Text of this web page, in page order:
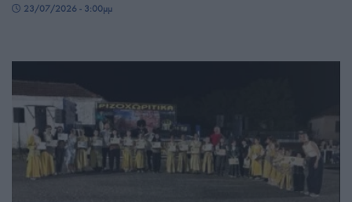
23/07/2026 - 3:00μμ